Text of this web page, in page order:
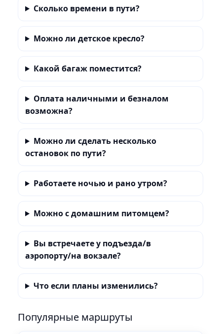
Сколько времени в пути?
Можно ли детское кресло?
Какой багаж поместится?
Оплата наличными и безналом
возможна?
Можно ли сделать несколько
остановок по пути?
Работаете ночью и рано утром?
Можно с домашним питомцем?
Вы встречаете у подъезда/в
аэропорту/на вокзале?
Что если планы изменились?
Популярные маршруты